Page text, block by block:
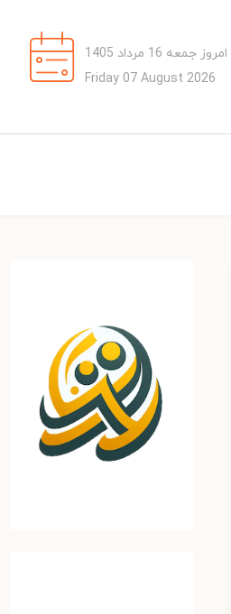
امروز جمعه 16 مرداد 1405
Friday 07 August 2026